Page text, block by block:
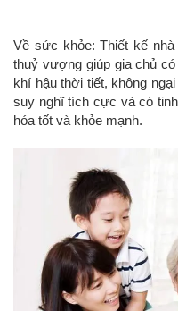
Về sức khỏe: Thiết kế
thuỷ vượng giúp gia chủ
khí hậu thời tiết, không
suy nghĩ tích cực và có
hóa tốt và khỏe mạnh.